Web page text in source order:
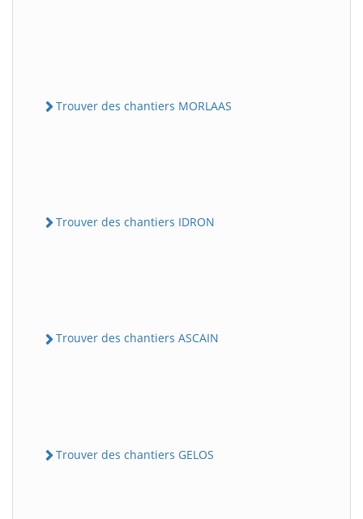
Trouver des chantiers MORLAAS
Trouver des chantiers IDRON
Trouver des chantiers ASCAIN
Trouver des chantiers GELOS